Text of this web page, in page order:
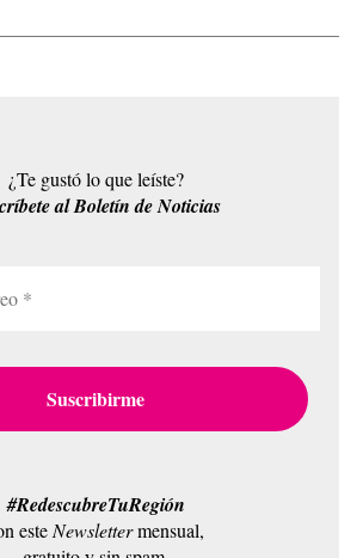
¿Te gustó lo que leíste?
al Boletín de Noticias
#RedescubreTuRegión
este Newslettermensual,